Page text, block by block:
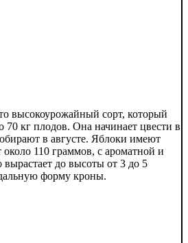
высокоурожайный сорт, который
70 кг плодов. Она начинает цвести в
в августе. Яблоки имеют
110 граммов, с ароматной и
до высоты от 3 до 5
форму кроны.